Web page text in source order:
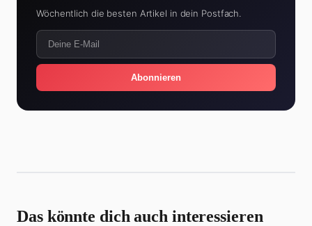
Wöchentlich die besten Artikel in dein Postfach.
Abonnieren
Das könnte dich auch interessieren